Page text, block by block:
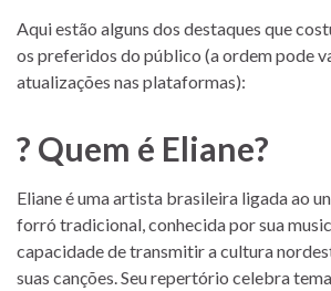
Aqui estão alguns dos destaques que
os preferidos do público (a ordem pode
atualizações nas plataformas):
? Quem é Eliane?
Eliane é uma artista brasileira ligada ao
forró tradicional, conhecida por sua
capacidade de transmitir a cultura
suas canções. Seu repertório celebra